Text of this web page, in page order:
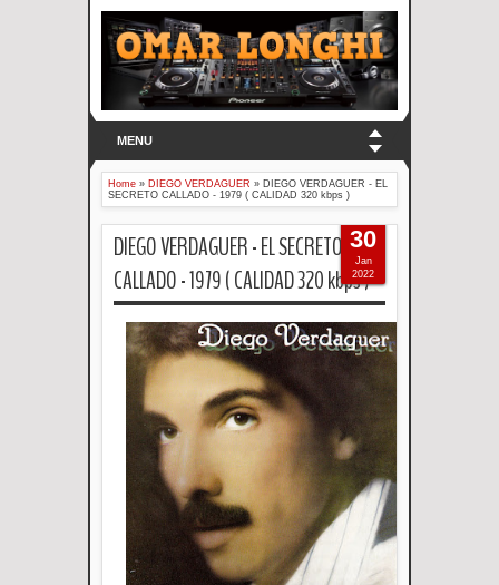
MENU
Home » DIEGO VERDAGUER » DIEGO VERDAGUER - EL
SECRETO CALLADO - 1979 ( CALIDAD 320 kbps )
DIEGO VERDAGUER - EL SECRETO
CALLADO - 1979 ( CALIDAD 320 kbps )
30
Jan
2022